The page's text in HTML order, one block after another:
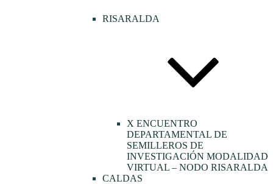
RISARALDA
X ENCUENTRO
DEPARTAMENTAL DE
SEMILLEROS DE
INVESTIGACIÓN MODALIDAD
VIRTUAL – NODO RISARALDA
CALDAS